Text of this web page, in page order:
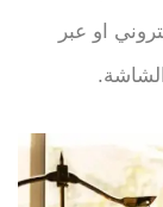
او عبر